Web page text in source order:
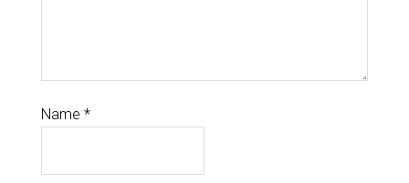
Name *